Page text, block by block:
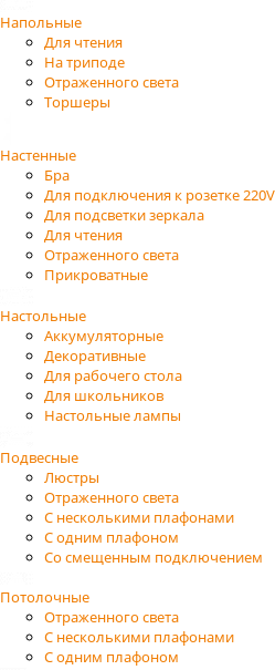
Напольные
Для чтения
На триподе
Отраженного света
Торшеры
Настенные
Бра
Для подключения к розетке 220V
Для подсветки зеркала
Для чтения
Отраженного света
Прикроватные
Настольные
Аккумуляторные
Декоративные
Для рабочего стола
Для школьников
Настольные лампы
Подвесные
Люстры
Отраженного света
С несколькими плафонами
С одним плафоном
Со смещенным подключением
Потолочные
Отраженного света
С несколькими плафонами
С одним плафоном